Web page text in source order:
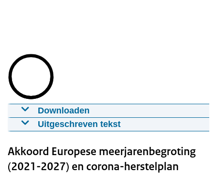
Downloaden
Europese meerjarenbegroting / MFK
Download
Uitgeschreven tekst
Een huishoudboekje? Misschien hadden jouw opa
en oma dat vroeger ook wel thuis liggen. Daarin
Akkoord Europese meerjarenbegroting
(2021-2027) en corona-herstelplan